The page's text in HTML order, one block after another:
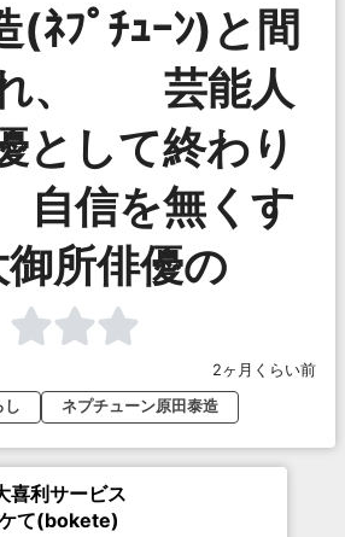
(ﾈﾌﾟﾁｭｰﾝ)と間
れ、 芸能人
として終わり
信を無くす
所俳優の
2ヶ月くらい前
し ネプチューン原田泰造
喜利サービス
て(bokete)